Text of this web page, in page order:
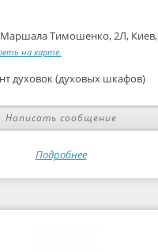
Тимошенко, 2Л, Киев,
на карте.
духовок (духовых шкафов)
Написать сообщение
Подробнее